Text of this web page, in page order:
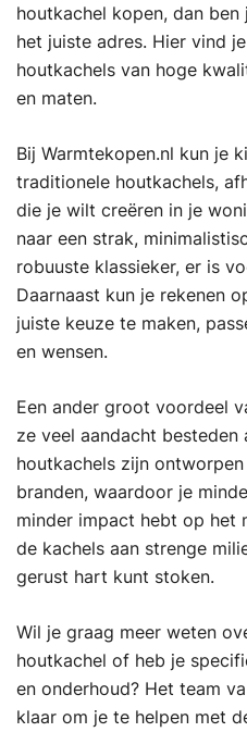
houtkachel kopen, dan ben
het juiste adres. Hier vind
houtkachels van hoge
en maten.
Bij Warmtekopen.nl kun je
traditionele houtkachels,
die je wilt creëren in je
naar een strak,
robuuste klassieker, er is
Daarnaast kun je rekenen
juiste keuze te maken,
en wensen.
Een ander groot voordeel
ze veel aandacht besteden
houtkachels zijn
branden, waardoor je
minder impact hebt op het
de kachels aan strenge
gerust hart kunt stoken.
Wil je graag meer weten
houtkachel of heb je
en onderhoud? Het team
klaar om je te helpen met